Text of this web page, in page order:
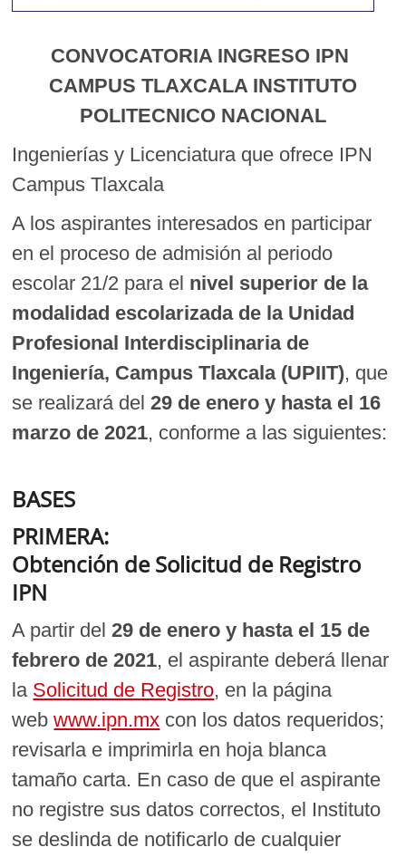
CONVOCATORIA INGRESO IPN
CAMPUS TLAXCALA INSTITUTO
POLITECNICO NACIONAL
Ingenierías y Licenciatura que ofrece IPN
Campus Tlaxcala
A los aspirantes interesados en participar
en el proceso de admisión al periodo
escolar 21/2 para el nivel superior de la
modalidad escolarizada de la Unidad
Profesional Interdisciplinaria de
Ingeniería, Campus Tlaxcala (UPIIT), que
se realizará del29 de enero y hasta el 16
marzo de 2021, conforme a las siguientes:
BASES
PRIMERA:
Obtención de Solicitud de Registro
IPN
A partir del29 de enero y hasta el 15 de
febrero de 2021, el aspirante deberá llenar
la Solicitud de Registro, en la página
webwww.ipn.mx con los datos requeridos;
revisarla e imprimirla en hoja blanca
tamaño carta. En caso de que el aspirante
no registre sus datos correctos, el Instituto
se deslinda de notificarlo de cualquier